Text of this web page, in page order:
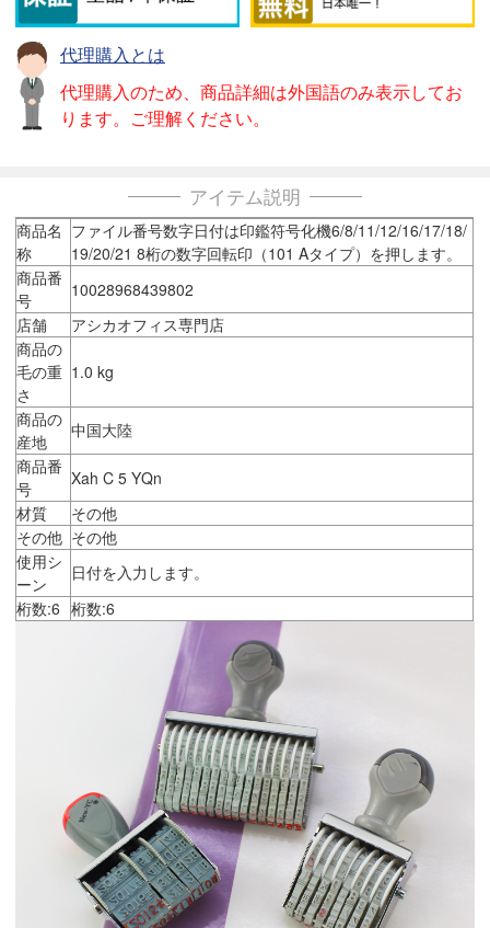
代理購入とは
代理購入のため、商品詳細は外国語のみ表示してお
ります。ご理解ください。
アイテム説明
商品名
称
ファイル番号数字日付は印鑑符号化機6/8/11/12/16/17/18/
19/20/21 8桁の数字回転印（101 Aタイプ）を押します。
商品番
号
10028968439802
店舗
アシカオフィス専門店
商品の
毛の重
さ
1.0 kg
商品の
産地
中国大陸
商品番
号
Xah C 5 YQn
材質
その他
その他 その他
使用シ
ーン
日付を入力します。
桁数:6 桁数:6